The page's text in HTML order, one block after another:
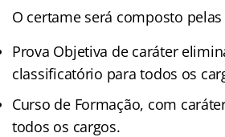
O certame será composto
Prova Objetiva de caráter
classificatório para todos os
Curso de Formação, com
todos os cargos.